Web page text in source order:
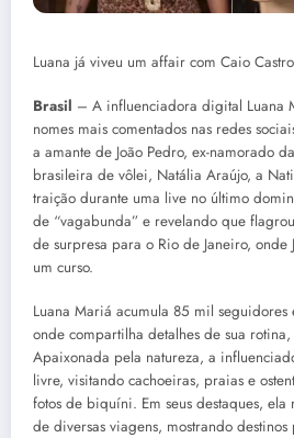
Luana já viveu um affair com Caio Castro
Brasil – A influenciadora digital Luana
nomes mais comentados nas redes
a amante de João Pedro, ex-namorado
brasileira de vôlei, Natália Araújo, a
traição durante uma live no último
de “vagabunda” e revelando que
de surpresa para o Rio de Janeiro,
um curso.
Luana Mariá acumula 85 mil seguidores
onde compartilha detalhes de sua
Apaixonada pela natureza, a
livre, visitando cachoeiras, praias e
fotos de biquíni. Em seus destaques,
de diversas viagens, mostrando